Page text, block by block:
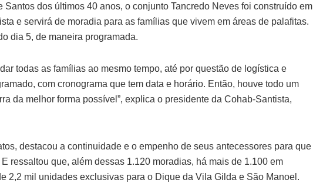
dos últimos 40 anos, o conjunto Tancredo Neves foi construído em
e servirá de moradia para as famílias que vivem em áreas de palafitas.
dia 5, de maneira programada.
todas as famílias ao mesmo tempo, até por questão de logística e
com cronograma que tem data e horário. Então, houve todo um
da melhor forma possível”, explica o presidente da Cohab-Santista,
destacou a continuidade e o empenho de seus antecessores para que
ressaltou que, além dessas 1.120 moradias, há mais de 1.100 em
2,2 mil unidades exclusivas para o Dique da Vila Gilda e São Manoel.